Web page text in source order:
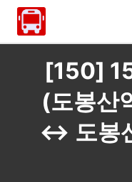
[150]
(도봉산
↔ 도봉